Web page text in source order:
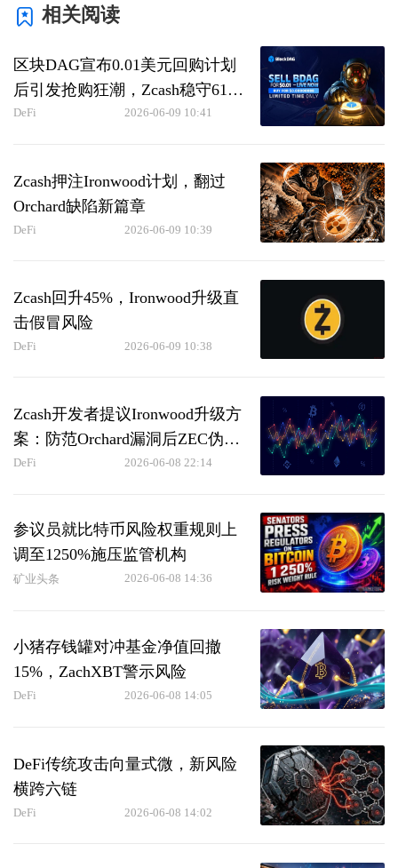
相关阅读
区块DAG宣布0.01美元回购计划
后引发抢购狂潮，Zcash稳守619
美元而波卡币大幅削减通胀
DeFi 2026-06-09 10:41
Zcash押注Ironwood计划，翻过
Orchard缺陷新篇章
DeFi 2026-06-09 10:39
Zcash回升45%，Ironwood升级直
击假冒风险
DeFi 2026-06-09 10:38
Zcash开发者提议Ironwood升级方
案：防范Orchard漏洞后ZEC伪造
风险
DeFi 2026-06-08 22:14
参议员就比特币风险权重规则上
调至1250%施压监管机构
矿业头条 2026-06-08 14:36
小猪存钱罐对冲基金净值回撤
15%，ZachXBT警示风险
DeFi 2026-06-08 14:05
DeFi传统攻击向量式微，新风险
横跨六链
DeFi 2026-06-08 14:02